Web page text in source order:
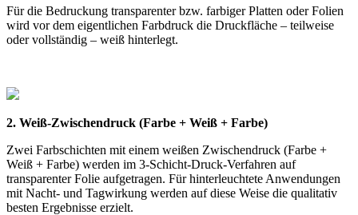
Für die Bedruckung transparenter bzw. farbiger Platten oder Folien
wird vor dem eigentlichen Farbdruck die Druckfläche – teilweise
oder vollständig – weiß hinterlegt.
2. Weiß-Zwischendruck (Farbe + Weiß + Farbe)
Zwei Farbschichten mit einem weißen Zwischendruck (Farbe +
Weiß + Farbe) werden im 3-Schicht-Druck-Verfahren auf
transparenter Folie aufgetragen. Für hinterleuchtete Anwendungen
mit Nacht- und Tagwirkung werden auf diese Weise die qualitativ
besten Ergebnisse erzielt.